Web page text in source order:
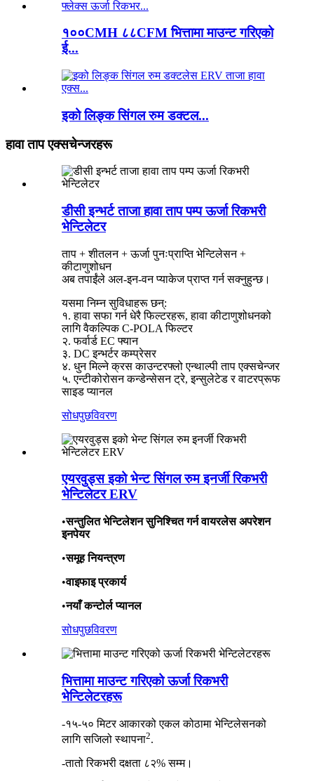
१००CMH ८८CFM भित्तामा माउन्ट गरिएको
ई...
इको लिङ्क सिंगल रुम डक्टल...
हावा ताप एक्सचेन्जरहरू
डीसी इन्भर्ट ताजा हावा ताप पम्प ऊर्जा रिकभरी
भेन्टिलेटर
ताप + शीतलन + ऊर्जा पुनःप्राप्ति भेन्टिलेसन +
कीटाणुशोधन
अब तपाईंले अल-इन-वन प्याकेज प्राप्त गर्न सक्नुहुन्छ।
यसमा निम्न सुविधाहरू छन्:
१. हावा सफा गर्न धेरै फिल्टरहरू, हावा कीटाणुशोधनको
लागि वैकल्पिक C-POLA फिल्टर
२. फर्वार्ड EC फ्यान
३. DC इन्भर्टर कम्प्रेसर
४. धुन मिल्ने क्रस काउन्टरफ्लो एन्थाल्पी ताप एक्सचेन्जर
५. एन्टीकोरोसन कन्डेन्सेसन ट्रे, इन्सुलेटेड र वाटरप्रूफ
साइड प्यानल
सोधपुछविवरण
एयरवुड्स इको भेन्ट सिंगल रुम इनर्जी रिकभरी
भेन्टिलेटर ERV
•सन्तुलित भेन्टिलेशन सुनिश्चित गर्न वायरलेस अपरेशन
इनपेयर
•समूह नियन्त्रण
•वाइफाइ प्रकार्य
•नयाँ कन्टोर्ल प्यानल
सोधपुछविवरण
भित्तामा माउन्ट गरिएको ऊर्जा रिकभरी
भेन्टिलेटरहरू
-१५-५० मिटर आकारको एकल कोठामा भेन्टिलेसनको
लागि सजिलो स्थापना2.
-तातो रिकभरी दक्षता ८२% सम्म।